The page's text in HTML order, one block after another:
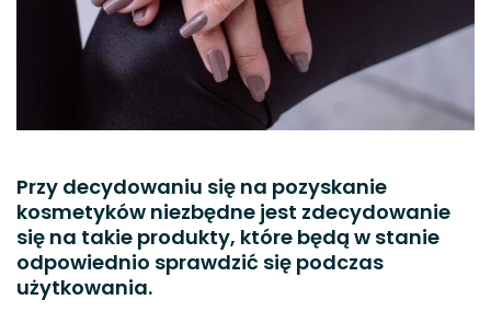
Przy decydowaniu się na pozyskanie
kosmetyków niezbędne jest zdecydowanie
się na takie produkty, które będą w stanie
odpowiednio sprawdzić się podczas
użytkowania.